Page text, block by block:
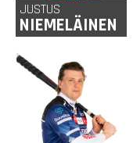
JUSTUS
NIEMELÄINEN
24
v Kontiolahti